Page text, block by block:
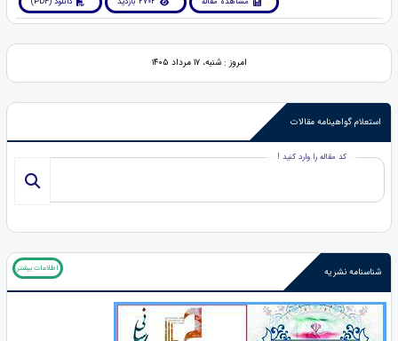
امروز : شنبه، ۱۷ مرداد ۱۴۰۵
استعلام گواهینامه مقالات
کد مقاله را وارد کنید !
شناسنامه نشریه اطلاعات بیشتر